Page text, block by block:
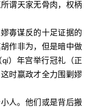
谓天家无骨肉，权柄
毐谋反的十足证据的
作非为，但是暗中做
qí）年宫举行冠礼（正
时嬴政才全力围剿嫪
人。他们或是背后搬